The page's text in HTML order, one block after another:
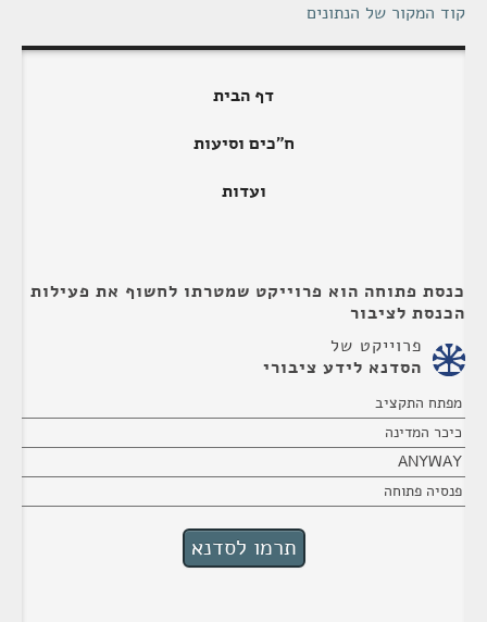
קוד המקור של הנתונים
דף הבית
ח"כים וסיעות
ועדות
כנסת פתוחה הוא פרוייקט שמטרתו לחשוף את פעילות
הכנסת לציבור
פרוייקט של
הסדנא לידע ציבורי
מפתח התקציב
כיכר המדינה
ANYWAY
פנסיה פתוחה